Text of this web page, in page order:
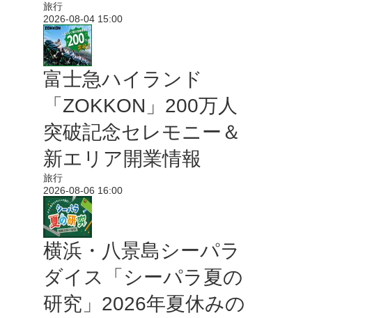
旅行
2026-08-04 15:00
富士急ハイランド
「ZOKKON」200万人
突破記念セレモニー＆
新エリア開業情報
旅行
2026-08-06 16:00
横浜・八景島シーパラ
ダイス「シーパラ夏の
研究」2026年夏休みの